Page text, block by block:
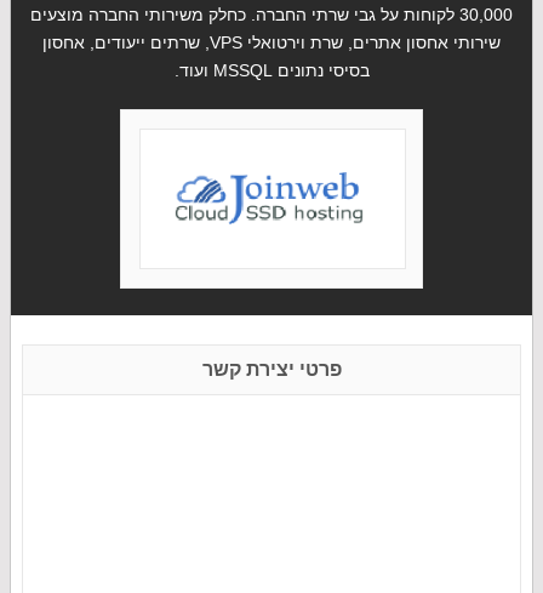
30,000 לקוחות על גבי שרתי החברה. כחלק משירותי החברה מוצעים
שירותי אחסון אתרים, שרת וירטואלי VPS, שרתים ייעודים, אחסון
בסיסי נתונים MSSQL ועוד.
פרטי יצירת קשר